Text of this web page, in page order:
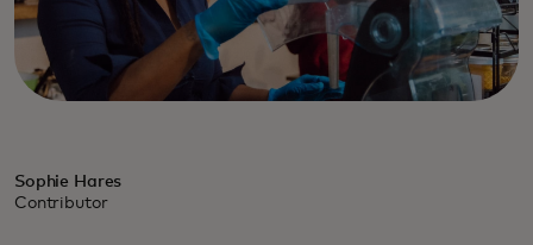
Sophie Hares
Contributor